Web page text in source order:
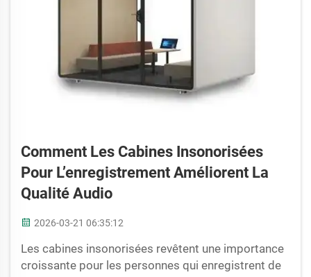
Comment Les Cabines Insonorisées
Pour L’enregistrement Améliorent La
Qualité Audio
2026-03-21 06:35:12
Les cabines insonorisées revêtent une importance
croissante pour les personnes qui enregistrent de